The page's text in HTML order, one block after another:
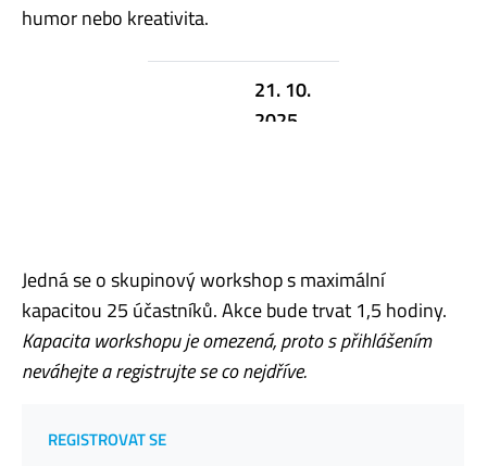
humor nebo kreativita.
21. 10.
2025,
Jedná se o skupinový workshop s maximální
kapacitou 25 účastníků. Akce bude trvat 1,5 hodiny.
Kapacita workshopu je omezená, proto s přihlášením
neváhejte a registrujte se co nejdříve.
REGISTROVAT SE